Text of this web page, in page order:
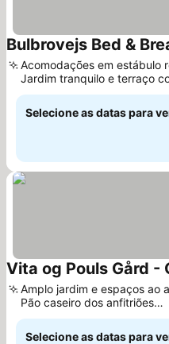
Bulbrovejs Bed &
Acomodações em estábulo
Jardim tranquilo e terraço
churrasqueira
Selecione as datas para
Vita og Pouls Gård -
Amplo jardim e espaços ao
Pão caseiro dos anfitriões
acolhedores
Selecione as datas para